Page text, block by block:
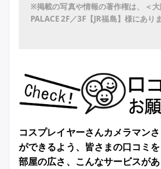
※掲載の写真や情報の著作権は、＜大
PALACE 2F／3F【JR福島】様にありま
コスプレイヤーさんカメラマン
ができるよう、皆さまの口コミ
部屋の広さ、こんなサービスが